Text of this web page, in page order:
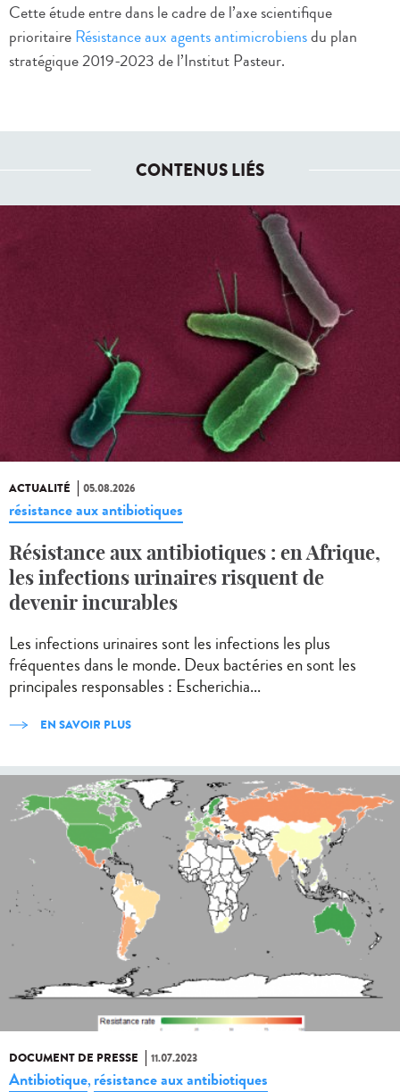
Cette étude entre dans le cadre de l’axe scientifique
prioritaireRésistance aux agents antimicrobiensdu plan
stratégique 2019-2023 de l’Institut Pasteur.
CONTENUS LIÉS
ACTUALITÉ 05.08.2026
résistance aux antibiotiques
Résistance aux antibiotiques : en Afrique,
les infections urinaires risquent de
devenir incurables
Les infections urinaires sont les infections les plus
fréquentes dans le monde. Deux bactéries en sont les
principales responsables : Escherichia...
EN SAVOIR PLUS
DOCUMENT DE PRESSE 11.07.2023
Antibiotique, résistance aux antibiotiques